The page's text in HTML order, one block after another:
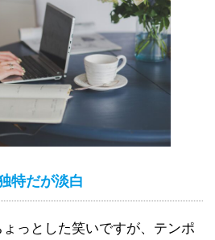
特だが淡白
っとした笑いですが、テンポ